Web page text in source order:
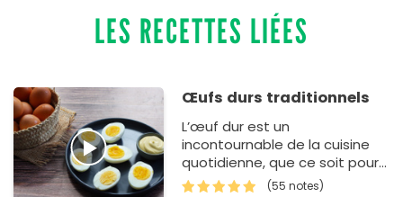
LES RECETTES LIÉES
Œufs durs traditionnels
L’œuf dur est un
incontournable de la cuisine
quotidienne, que ce soit pour
agrémenter une salade, garnir
(55 notes)